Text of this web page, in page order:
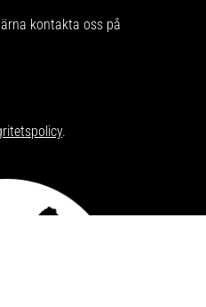
kontakta oss på
.